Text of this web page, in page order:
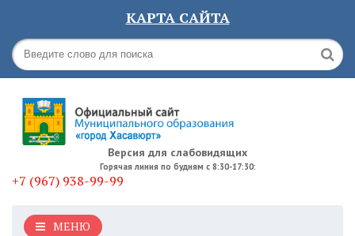
КАРТА САЙТА
Версия для слабовидящих
Горячая линия по будням с 8:30-17:30:
+7 (967) 938-99-99
МЕНЮ